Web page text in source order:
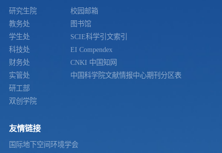
研究生院
教务处
学生处
科技处
财务处
实管处
研工部
双创学院
校园邮箱
图书馆
SCIE科学引文索引
EI Compendex
CNKI 中国知网
中国科学院文献情报中心期刊分区表
友情链接
国际地下空间环境学会